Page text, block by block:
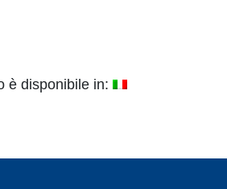
è disponibile in: